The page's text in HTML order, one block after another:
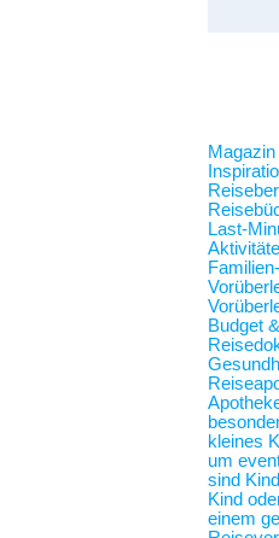
Magazin
Last-
Budget
kleines
um
sind
Kind
einem